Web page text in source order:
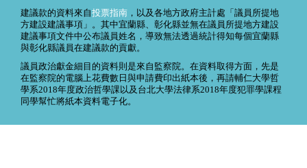
建議款的資料來自投票指南 ，以及各地方政府主計處「議員所提地
方建設建議事項」。其中宜蘭縣、彰化縣並無在議員所提地方建設
建議事項文件中公布議員姓名，導致無法透過統計得知每個宜蘭縣
與彰化縣議員在建議款的貢獻。
議員政治獻金細目的資料則是來自監察院。在資料取得方面，先是
在監察院的電腦上花費數日與申請費印出紙本後，再請輔仁大學哲
學系2018年度政治哲學課以及台北大學法律系2018年度犯罪學課程
同學幫忙將紙本資料電子化。